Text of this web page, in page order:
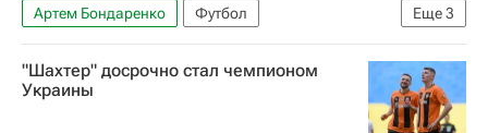
Еще3
Артем Бондаренко
Футбол
Молодежный чемпионат Европы по футболу
Георгий Судаков
Райан Шерки
"Шахтер" досрочно стал чемпионом
Украины